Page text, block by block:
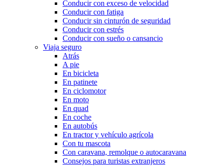
Conducir con exceso de velocidad
Conducir con fatiga
Conducir sin cinturón de seguridad
Conducir con estrés
Conducir con sueño o cansancio
Viaja seguro
Atrás
A pie
En bicicleta
En patinete
En ciclomotor
En moto
En quad
En coche
En autobús
En tractor y vehículo agrícola
Con tu mascota
Con caravana, remolque o autocaravana
Consejos para turistas extranjeros